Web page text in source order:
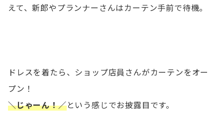
えて、新郎やプランナーさんはカーテン手前で待機。
ドレスを着たら、ショップ店員さんがカーテンをオー
プン！
＼じゃーん！／という感じでお披露目です。